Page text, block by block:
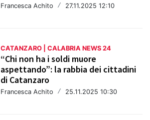
Francesca Achito / 27.11.2025 12:10
CATANZARO | CALABRIA NEWS 24
“Chi non ha i soldi muore
aspettando”: la rabbia dei cittadini
di Catanzaro
Francesca Achito / 25.11.2025 10:30